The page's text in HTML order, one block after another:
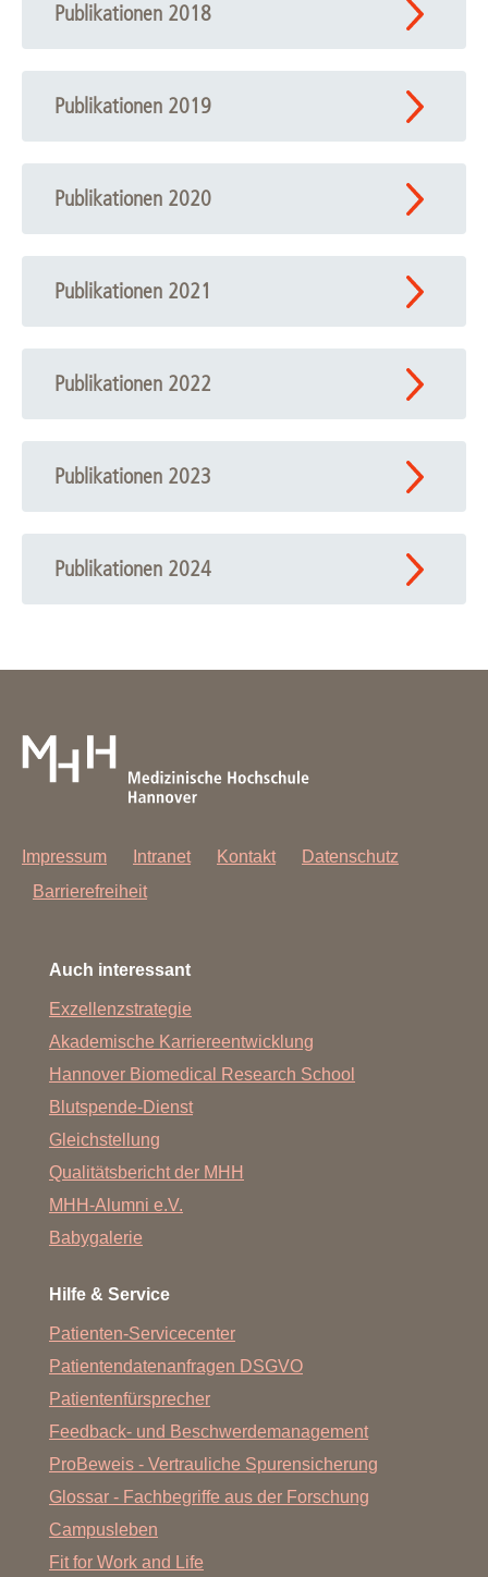
Publikationen 2018
Publikationen 2019
Publikationen 2020
Publikationen 2021
Publikationen 2022
Publikationen 2023
Publikationen 2024
Impressum Intranet Kontakt
Datenschutz
Barrierefreiheit
Auch interessant
Exzellenzstrategie
Akademische Karriereentwicklung
Hannover Biomedical Research School
Blutspende-Dienst
Gleichstellung
Qualitätsbericht der MHH
MHH-Alumni e.V.
Babygalerie
Hilfe & Service
Patienten-Servicecenter
Patientendatenanfragen DSGVO
Patientenfürsprecher
Feedback- und Beschwerdemanagement
ProBeweis - Vertrauliche Spurensicherung
Glossar - Fachbegriffe aus der Forschung
Campusleben
Fit for Work and Life